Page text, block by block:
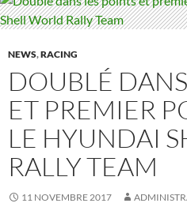
NEWS,RACING
DOUBLÉ
ET PREMIER
LE HYUNDAI
RALLY TEAM
11 NOVEMBRE 2017